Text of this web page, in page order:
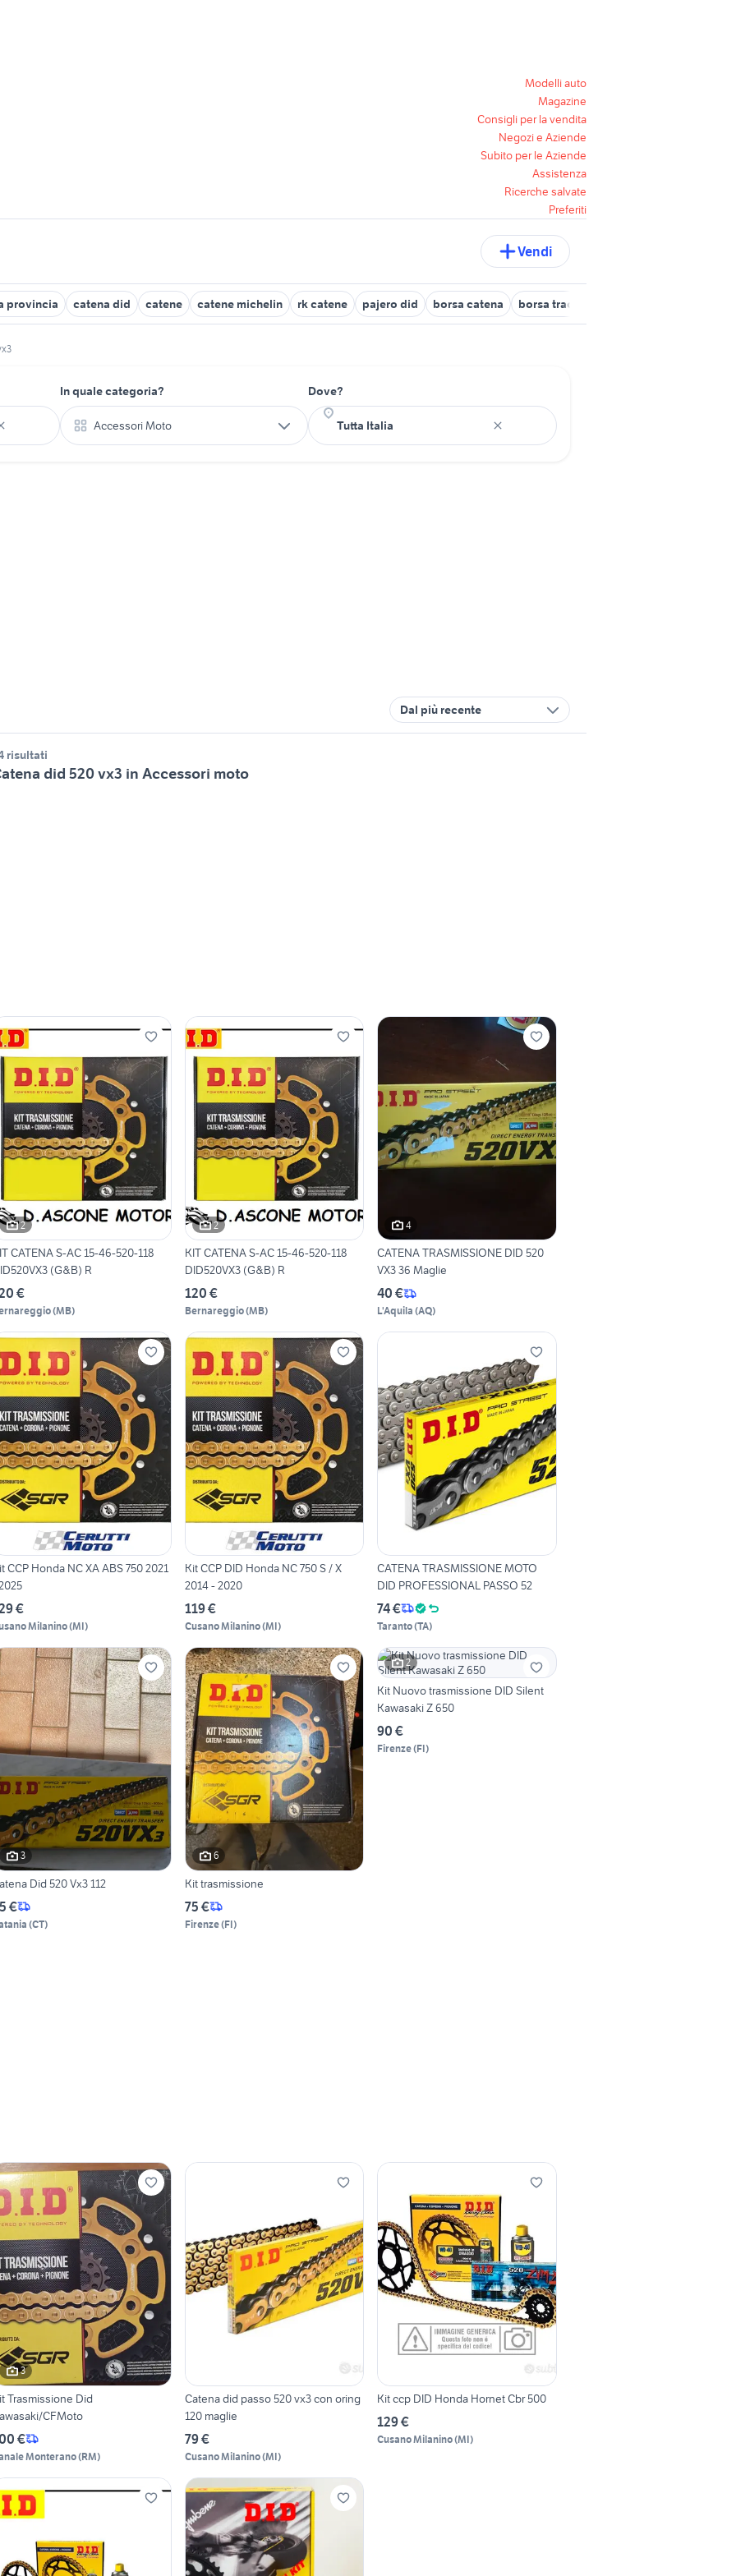
Modelli auto
Magazine
Consigli per la vendita
Negozi e Aziende
Subito per le Aziende
Assistenza
Ricerche salvate
Preferiti
Vendi
provincia catena did catene catene michelin rk catene pajero did borsa catena borsa tracolla catena
In quale categoria?
Accessori Moto
Dove?
Dal più recente
risultati
did 520 vx3 in Accessori moto
2
CATENA S-AC 15-46-520-118
(G&B) R
€
(MB)
2
KIT CATENA S-AC 15-46-520-118
DID520VX3 (G&B) R
120 €
Bernareggio(MB)
4
CATENA TRASMISSIONE DID 520
VX3 36 Maglie
40 €
L'Aquila (AQ)
CCP Honda NC XA ABS 750 2021
€
Milanino(MI)
Kit CCP DID Honda NC 750 S / X
2014 - 2020
119 €
Cusano Milanino(MI)
CATENA TRASMISSIONE MOTO
DID PROFESSIONAL PASSO 52
74 €
Taranto(TA)
3
Did 520 Vx3 112
€
(CT)
6
Kit trasmissione
75 €
Firenze(FI)
2
Kit Nuovo trasmissione DID Silent
Kawasaki Z 650
90 €
Firenze(FI)
3
Trasmissione Did
CFMoto
€
Monterano(RM)
Catena did passo 520 vx3 con oring
120 maglie
79 €
Cusano Milanino(MI)
Kit ccp DID Honda Hornet Cbr 500
129 €
Cusano Milanino(MI)